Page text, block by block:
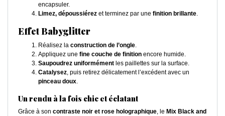
encapsuler.
Limez, dépoussiérez et terminez par une finition brillante.
Effet Babyglitter
Réalisez la construction de l’ongle.
Appliquez une fine couche de finition encore humide.
Saupoudrez uniformément les paillettes sur la surface.
Catalysez, puis retirez délicatement l’excédent avec un
pinceau doux.
Un rendu à la fois chic et éclatant
Grâce à son contraste noir et rose holographique, le Mix Black and